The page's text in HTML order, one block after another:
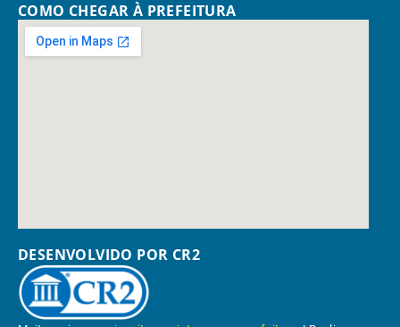
COMO CHEGAR À PREFEITURA
DESENVOLVIDO POR CR2